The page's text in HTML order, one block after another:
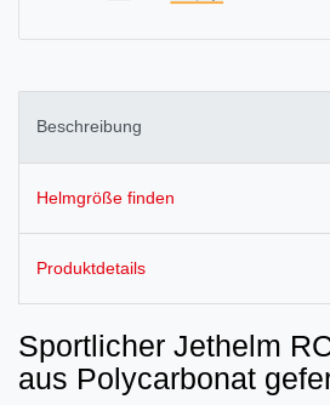
Beschreibung
Helmgröße finden
Produktdetails
Sportlicher Jethelm
aus Polycarbonat